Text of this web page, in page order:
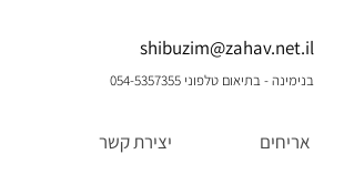
shibuzim@zahav.net.il
בנימינה - בתיאום טלפוני 054-5357355
אריחים יצירת קשר